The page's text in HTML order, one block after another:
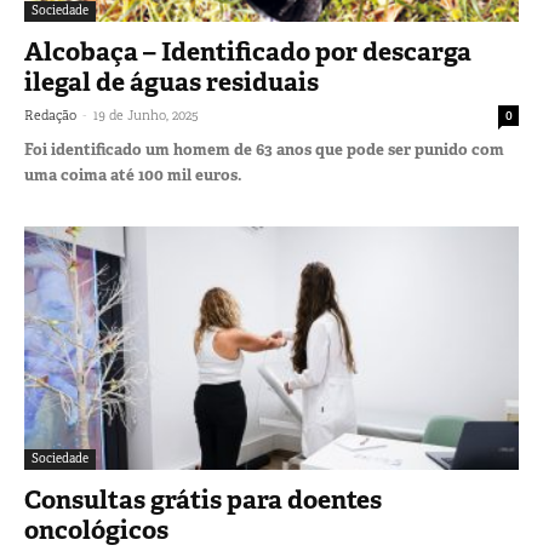
Sociedade
Alcobaça – Identificado por descarga
ilegal de águas residuais
Redação - 19 de Junho, 2025 0
Foi identificado um homem de 63 anos que pode ser punido com
uma coima até 100 mil euros.
Sociedade
Consultas grátis para doentes
oncológicos